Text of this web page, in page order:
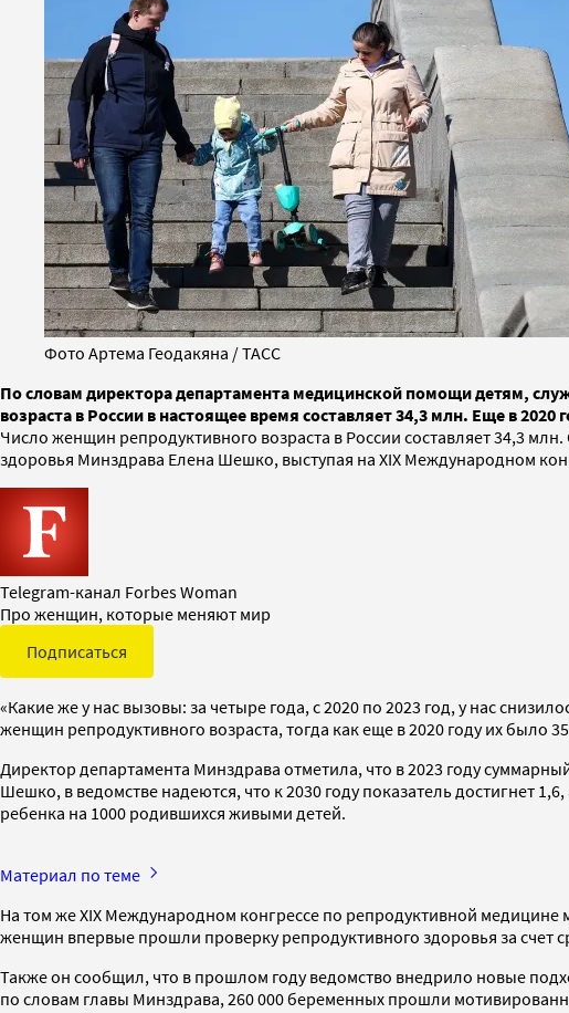
Фото Артема Геодакяна / ТАСС
По словам директора департамента медицинской помощи детям,
возраста в России в настоящее время составляет 34,3 млн. Еще в
Число женщин репродуктивного возраста в России составляет 34,3
здоровья Минздрава Елена Шешко, выступая на XIX Международном
Telegram-канал Forbes Woman
Про женщин, которые меняют мир
Подписаться
«Какие же у нас вызовы: за четыре года, с 2020 по 2023 год, у нас
женщин репродуктивного возраста, тогда как еще в 2020 году их было
Директор департамента Минздрава отметила, что в 2023 году
Шешко, в ведомстве надеются, что к 2030 году показатель достигнет
ребенка на 1000 родившихся живыми детей.
Материал по теме
На том же XIX Международном конгрессе по репродуктивной
женщин впервые прошли проверку репродуктивного здоровья за счет
Также он сообщил, что в прошлом году ведомство внедрило новые
по словам главы Минздрава, 260 000 беременных прошли